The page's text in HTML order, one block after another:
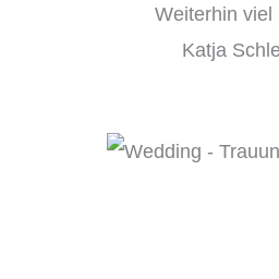
Weiterhin viel
Katja